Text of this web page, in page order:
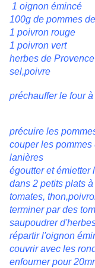
1 oignon émincé
100g de pommes
1 poivron rouge
1 poivron vert
herbes de
sel,poivre
préchauffer le four à
précuire les
couper les
lanières
égoutter et émietter
dans 2 petits plats
tomates,
terminer par des
saupoudrer
répartir l'oignon
couvrir avec les
enfourner pour